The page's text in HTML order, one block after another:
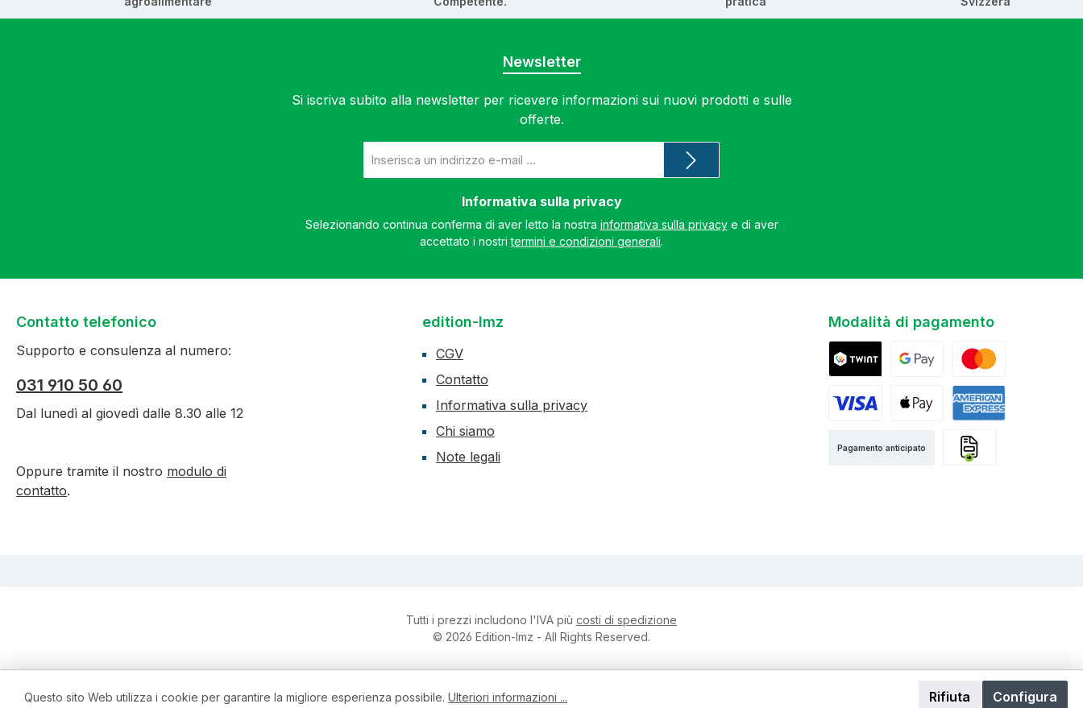
Newsletter
Si iscriva subito alla newsletter per ricevere informazioni sui nuovi prodotti e sulle
offerte.
e-
mail
Informativa sulla privacy
Selezionando continua conferma di aver letto la nostra informativa sulla privacye di aver
accettato i nostritermini e condizioni generali.
Contatto telefonico
Supporto e consulenza al numero:
031 910 50 60
Dal lunedì al giovedì dalle 8.30 alle 12
Oppure tramite il nostro modulo di
contatto.
edition-lmz
CGV
Contatto
Informativa sulla privacy
Chi siamo
Note legali
Modalità di pagamento
Google PayMastercard
Pagamento anticipato
Tutti i prezzi includono l'IVA più costi di spedizione
© 2026 Edition-lmz - All Rights Reserved.
Questo sito Web utilizza i cookie per garantire la migliore esperienza possibile. Ulteriori informazioni ... Rifiuta Configura